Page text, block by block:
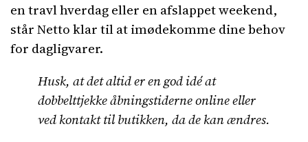
en travl hverdag eller en afslappet weekend,
står Netto klar til at imødekomme dine behov
for dagligvarer.
Husk, at det altid er en god idé at
dobbelttjekke åbningstiderne online eller
ved kontakt til butikken, da de kan ændres.